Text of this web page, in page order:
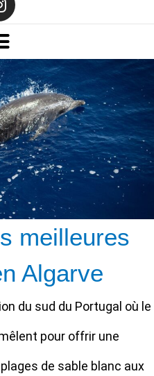
meilleures
Algarve
du sud du Portugal où le
pour offrir une
de sable blanc aux